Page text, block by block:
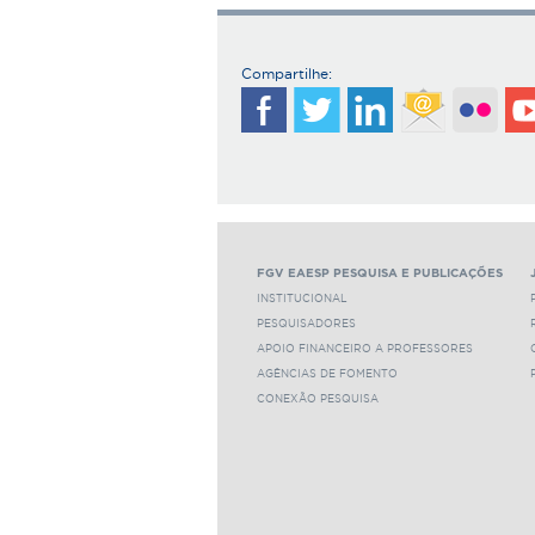
Compartilhe:
FGV EAESP PESQUISA E PUBLICAÇÕES
INSTITUCIONAL
PESQUISADORES
APOIO FINANCEIRO A PROFESSORES
AGÊNCIAS DE FOMENTO
CONEXÃO PESQUISA